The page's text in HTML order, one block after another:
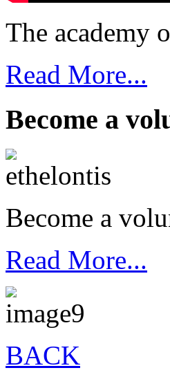
The academy
Read More...
Become a
Become a
Read More...
BACK